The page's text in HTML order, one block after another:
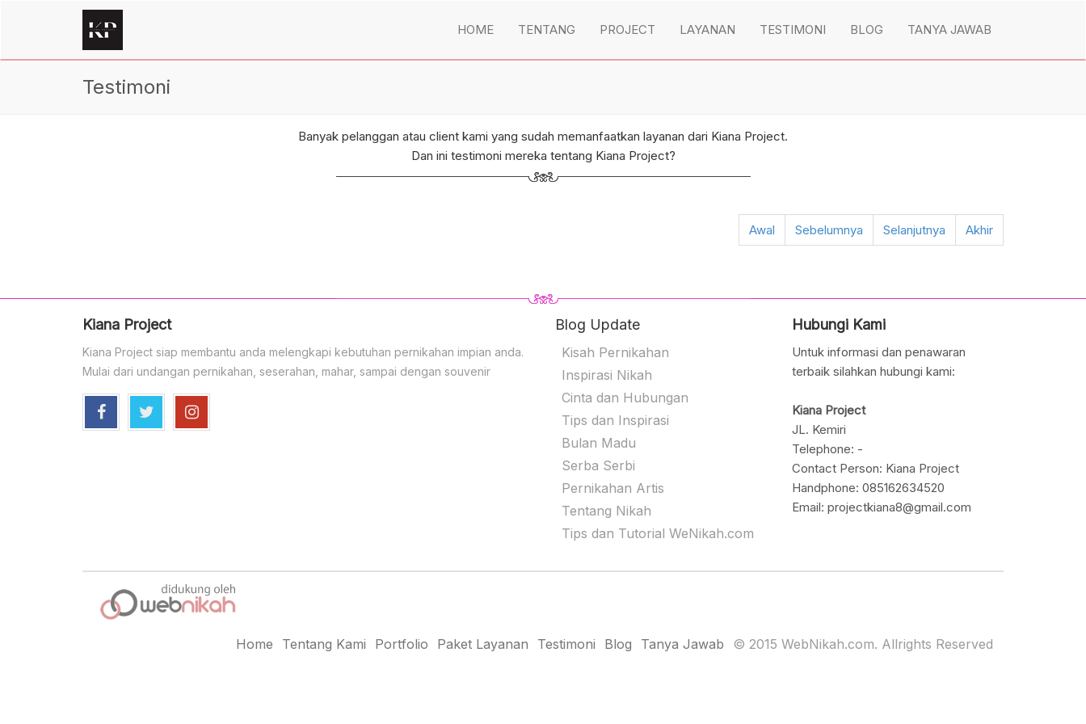
HOME TENTANG PROJECT LAYANAN TESTIMONI BLOG TANYA JAWAB
Testimoni
Banyak pelanggan atau client kami yang sudah memanfaatkan layanan dari Kiana Project.
Dan ini testimoni mereka tentang Kiana Project?
Awal Sebelumnya Selanjutnya Akhir
Kiana Project
Kiana Project siap membantu anda melengkapi kebutuhan pernikahan impian anda.
Mulai dari undangan pernikahan, seserahan, mahar, sampai dengan souvenir
Blog Update
Kisah Pernikahan
Inspirasi Nikah
Cinta dan Hubungan
Tips dan Inspirasi
Bulan Madu
Serba Serbi
Pernikahan Artis
Tentang Nikah
Tips dan Tutorial WeNikah.com
Hubungi Kami
Untuk informasi dan penawaran
terbaik silahkan hubungi kami:
Kiana Project
JL. Kemiri
Telephone: -
Contact Person: Kiana Project
Handphone: 085162634520
Email: projectkiana8@gmail.com
Home Tentang Kami Portfolio Paket Layanan Testimoni Blog Tanya Jawab © 2015 WebNikah.com. Allrights Reserved